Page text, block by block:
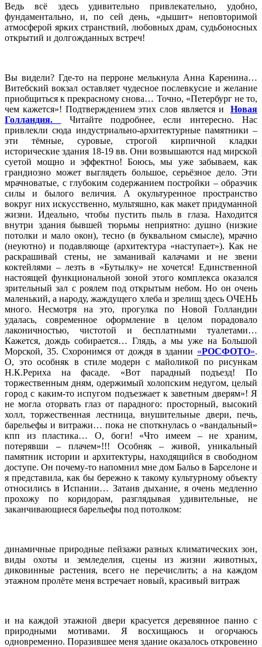
Ведь всё здесь удивительно привлекательно, удобно,
фундаментально, и, по сей день, «дышит» неповторимой
атмосферой ярких странствий, любовных драм, судьбоносных
открытий и долгожданных встреч!
Вы видели? Где-то на перроне мелькнула Анна Каренина…
Витебский вокзал оставляет чудесное послевкусие и желание
приобщиться к прекрасному снова… Точно, «Петербург не то,
чем кажется»! Подтверждением этих слов является и Новая
Голландия.
Читайте подробнее, если интересно. Нас
привлекли сюда индустриально-архитектурные памятники –
эти тёмные, суровые, строгой кирпичной кладки
исторические здания 18-19 вв. Они возвышаются над мирской
суетой мощно и эффектно! Боюсь, мы уже забываем, как
грандиозно может выглядеть большое, серьёзное дело. Эти
мрачноватые, с глубоким содержанием постройки – образчик
силы и былого величия. А окультуренное пространство
вокруг них искусственно, мультяшно, как макет придуманной
жизни. Идеально, чтобы пустить пыль в глаза. Находится
внутри здания бывшей тюрьмы неприятно: душно (низкие
потолки и мало окон), тесно (в буквальном смысле), мрачно
(неуютно) и подавляюще (архитектура «наступает»). Как не
раскрашивай стены, не заманивай калачами и не звени
коктейлями – лезть в «Бутылку» не хочется! Единственной
настоящей функциональной зоной этого комплекса оказался
зрительный зал с роялем под открытым небом. Но он очень
маленький, а народу, жаждущего хлеба и зрелищ здесь ОЧЕНЬ
много. Несмотря на это, прогулка по Новой Голландии
удалась, современное оформление в целом порадовало
лаконичностью, чистотой и бесплатными туалетами…
Кажется, дождь собирается… Глядь, а мы уже на Большой
Морской, 35. Схоронимся от дождя в здании «РОСФОТО».
О, это особняк в стиле модерн с майоликой по рисункам
Н.К.Рериха на фасаде. «Вот парадный подъезд! По
торжественным дням, одержимый холопским недугом, целый
город с каким-то испугом подъезжает к заветным дверям»! Я
не могла оторвать глаз от парадного: просторный, высокий
холл, торжественная лестница, внушительные двери, печь,
барельефы и витражи… пока не споткнулась о «вандальный»
кпп из пластика… О, боги! «Что имеем – не храним,
потерявши – плачем»!!! Особняк – живой, уникальный
памятник истории и архитектуры, находящийся в свободном
доступе. Он почему-то напомнил мне дом Бальо в Барселоне и
я представила, как бы бережно к такому культурному объекту
относились в Испании… Затаив дыхание, я очень медленно
прохожу по коридорам, разглядывая удивительные, не
заканчивающиеся барельефы под потолком:
динамичные природные пейзажи разных климатических зон,
виды охоты и земледелия, сцены из жизни животных,
диковинные растения, всего не перечислить; а на каждом
этажном пролёте меня встречает новый, красивый витраж
и на каждой этажной двери красуется деревянное панно с
природными мотивами. Я восхищаюсь и огорчаюсь
одновременно. Поразившее меня здание оказалось откровенно